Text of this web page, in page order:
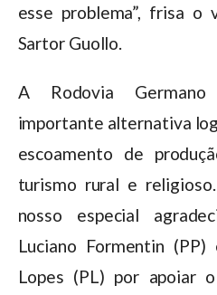
esse problema”, frisa o
Sartor Guollo.
A Rodovia
importante alternativa
escoamento de
turismo rural e
nosso especial
Luciano Formentin
Lopes (PL) por apoiar